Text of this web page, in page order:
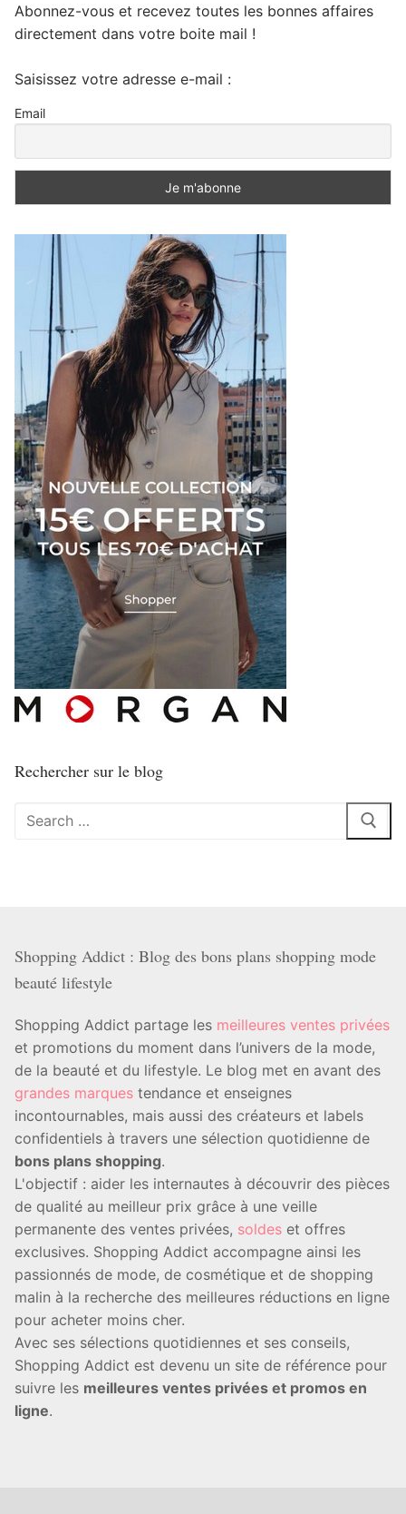
Abonnez-vous et recevez toutes les bonnes affaires
directement dans votre boite mail !
Saisissez votre adresse e-mail :
Email
Rechercher sur le blog
Rechercher
Shopping Addict : Blog des bons plans shopping mode
beauté lifestyle
Shopping Addict partage les meilleures ventes privées
et promotions du moment dans l’univers de la mode,
de la beauté et du lifestyle. Le blog met en avant des
grandes marques tendance et enseignes
incontournables, mais aussi des créateurs et labels
confidentiels à travers une sélection quotidienne de
bons plans shopping.
L'objectif : aider les internautes à découvrir des pièces
de qualité au meilleur prix grâce à une veille
permanente des ventes privées, soldes et offres
exclusives. Shopping Addict accompagne ainsi les
passionnés de mode, de cosmétique et de shopping
malin à la recherche des meilleures réductions en ligne
pour acheter moins cher.
Avec ses sélections quotidiennes et ses conseils,
Shopping Addict est devenu un site de référence pour
suivre les meilleures ventes privées et promos en
ligne.